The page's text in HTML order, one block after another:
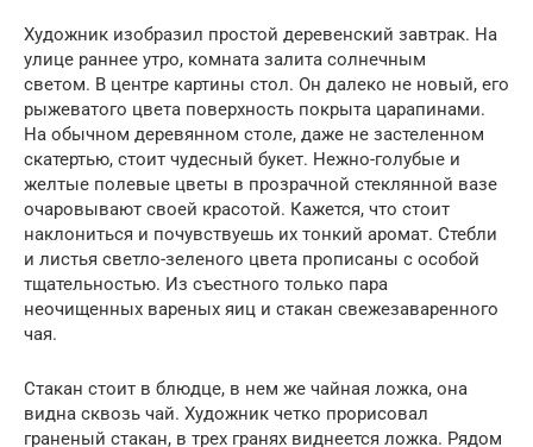
Художник изобразил простой деревенский завтрак. На
улице раннее утро, комната залита солнечным
светом. В центре картины стол. Он далеко не новый, его
рыжеватого цвета поверхность покрыта царапинами.
На обычном деревянном столе, даже не застеленном
скатертью, стоит чудесный букет. Нежно-голубые и
желтые полевые цветы в прозрачной стеклянной вазе
очаровывают своей красотой. Кажется, что стоит
наклониться и почувствуешь их тонкий аромат. Стебли
и листья светло-зеленого цвета прописаны с особой
тщательностью. Из съестного только пара
неочищенных вареных яиц и стакан свежезаваренного
чая.
Стакан стоит в блюдце, в нем же чайная ложка, она
видна сквозь чай. Художник четко прорисовал
граненый стакан, в трех гранях виднеется ложка. Рядом